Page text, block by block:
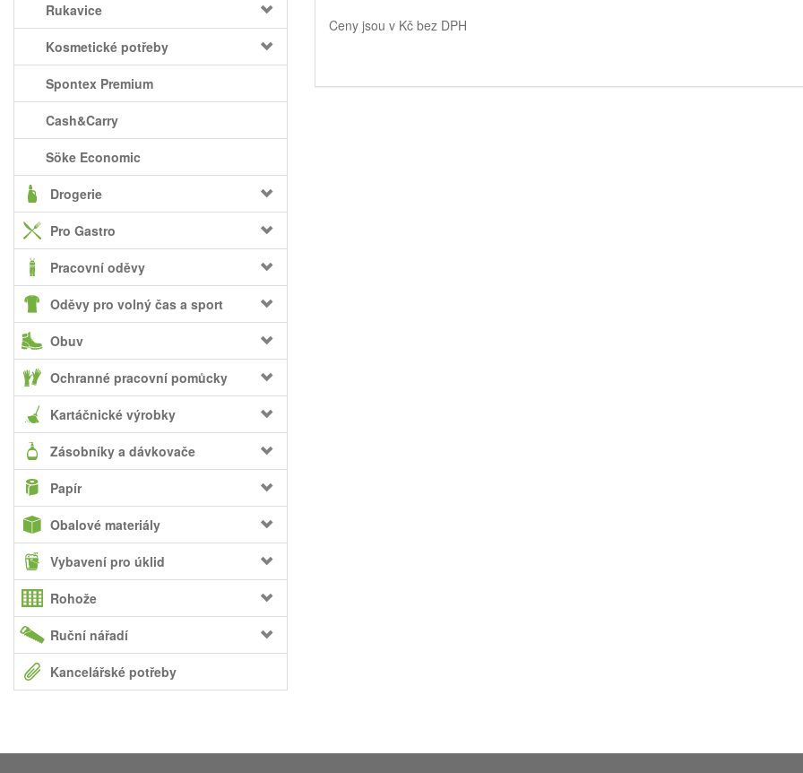
Rukavice
Kosmetické potřeby
Spontex Premium
Cash&Carry
Söke Economic
Drogerie
Pro Gastro
Pracovní oděvy
Oděvy pro volný čas a sport
Obuv
Ochranné pracovní pomůcky
Kartáčnické výrobky
Zásobníky a dávkovače
Papír
Obalové materiály
Vybavení pro úklid
Rohože
Ruční nářadí
Kancelářské potřeby
Ceny jsou v Kč bez DPH